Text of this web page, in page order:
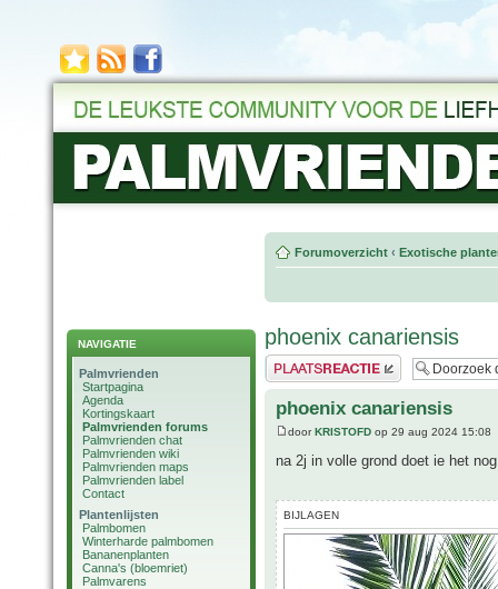
NAVIGATIE
Palmvrienden
Startpagina
Agenda
Kortingskaart
Palmvrienden forums
Palmvrienden chat
Palmvrienden wiki
Palmvrienden maps
Palmvrienden label
Contact
Plantenlijsten
Palmbomen
Winterharde palmbomen
Bananenplanten
Canna's (bloemriet)
Palmvarens
Forumoverzicht ‹ Exotische
phoenix canariensis
Plaats een reactie
phoenix canariensis
doorKRISTOFD op 29 aug 2024 15:08
na 2j in volle grond doet ie het
BIJLAGEN